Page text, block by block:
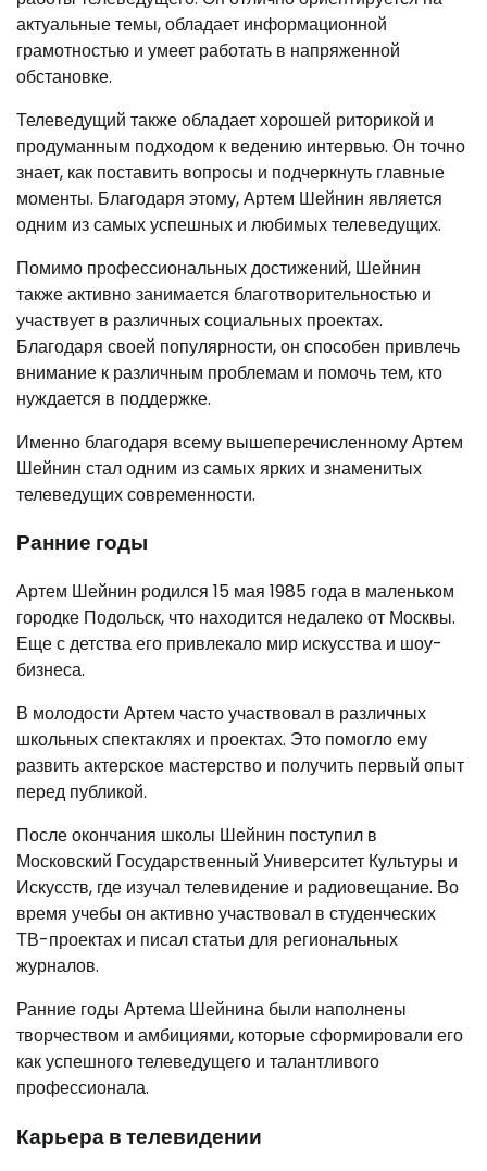
актуальные темы, обладает информационной
грамотностью и умеет работать в напряженной
обстановке.
Телеведущий также обладает хорошей риторикой и
продуманным подходом к ведению интервью. Он точно
знает, как поставить вопросы и подчеркнуть главные
моменты. Благодаря этому, Артем Шейнин является
одним из самых успешных и любимых телеведущих.
Помимо профессиональных достижений, Шейнин
также активно занимается благотворительностью и
участвует в различных социальных проектах.
Благодаря своей популярности, он способен привлечь
внимание к различным проблемам и помочь тем, кто
нуждается в поддержке.
Именно благодаря всему вышеперечисленному Артем
Шейнин стал одним из самых ярких и знаменитых
телеведущих современности.
Ранние годы
Артем Шейнин родился 15 мая 1985 года в маленьком
городке Подольск, что находится недалеко от Москвы.
Еще с детства его привлекало мир искусства и шоу-
бизнеса.
В молодости Артем часто участвовал в различных
школьных спектаклях и проектах. Это помогло ему
развить актерское мастерство и получить первый опыт
перед публикой.
После окончания школы Шейнин поступил в
Московский Государственный Университет Культуры и
Искусств, где изучал телевидение и радиовещание. Во
время учебы он активно участвовал в студенческих
ТВ-проектах и писал статьи для региональных
журналов.
Ранние годы Артема Шейнина были наполнены
творчеством и амбициями, которые сформировали его
как успешного телеведущего и талантливого
профессионала.
Карьера в телевидении